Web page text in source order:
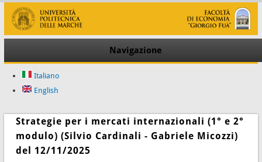
Navigazione
Italiano
English
Strategie per i mercati internazionali (1° e 2°
modulo) (Silvio Cardinali - Gabriele Micozzi)
del 12/11/2025